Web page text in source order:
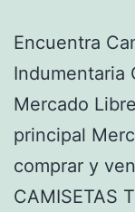
Encuentra
Indumentaria
Mercado
principal
comprar y
CAMISETAS